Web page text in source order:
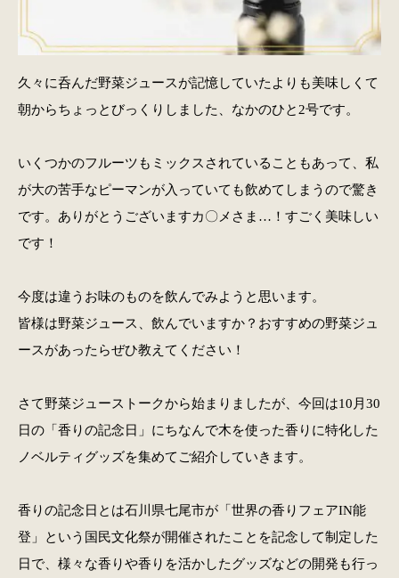
久々に呑んだ野菜ジュースが記憶していたよりも美味しくて
朝からちょっとびっくりしました、なかのひと2号です。
いくつかのフルーツもミックスされていることもあって、私
が大の苦手なピーマンが入っていても飲めてしまうので驚き
です。ありがとうございますカ〇メさま…！すごく美味しい
です！
今度は違うお味のものを飲んでみようと思います。
皆様は野菜ジュース、飲んでいますか？おすすめの野菜ジュ
ースがあったらぜひ教えてください！
さて野菜ジューストークから始まりましたが、今回は10月30
日の「香りの記念日」にちなんで木を使った香りに特化した
ノベルティグッズを集めてご紹介していきます。
香りの記念日とは石川県七尾市が「世界の香りフェアIN能
登」という国民文化祭が開催されたことを記念して制定した
日で、様々な香りや香りを活かしたグッズなどの開発も行っ